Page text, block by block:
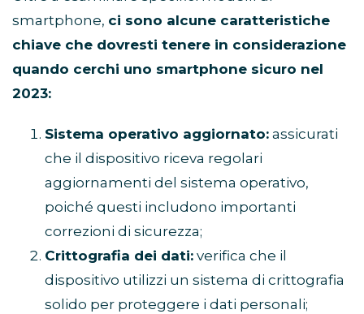
smartphone, ci sono alcune caratteristiche
chiave che dovresti tenere in considerazione
quando cerchi uno smartphone sicuro nel
2023:
Sistema operativo aggiornato: assicurati
che il dispositivo riceva regolari
aggiornamenti del sistema operativo,
poiché questi includono importanti
correzioni di sicurezza;
Crittografia dei dati: verifica che il
dispositivo utilizzi un sistema di crittografia
solido per proteggere i dati personali;